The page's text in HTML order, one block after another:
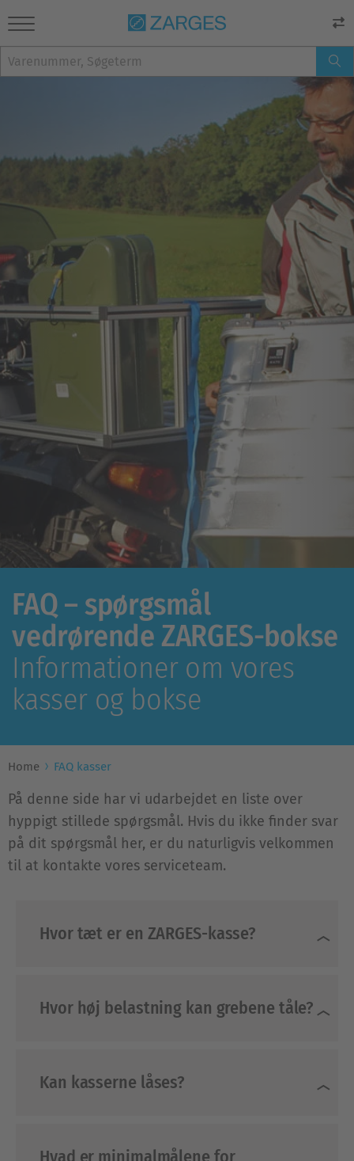
FAQ – spørgsmål
vedrørende ZARGES-bokse
Informationer om vores
kasser og bokse
Home FAQ kasser
På denne side har vi udarbejdet en liste over
hyppigt stillede spørgsmål. Hvis du ikke finder svar
på dit spørgsmål her, er du naturligvis velkommen
til at kontakte vores serviceteam.
Hvor tæt er en ZARGES-kasse?
Hvor høj belastning kan grebene tåle?
Kan kasserne låses?
Hvad er minimalmålene for